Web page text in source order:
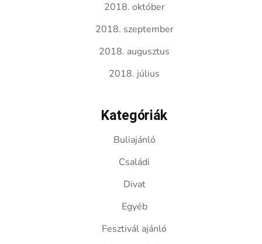
2018. október
2018. szeptember
2018. augusztus
2018. július
Kategóriák
Buliajánló
Családi
Divat
Egyéb
Fesztivál ajánló